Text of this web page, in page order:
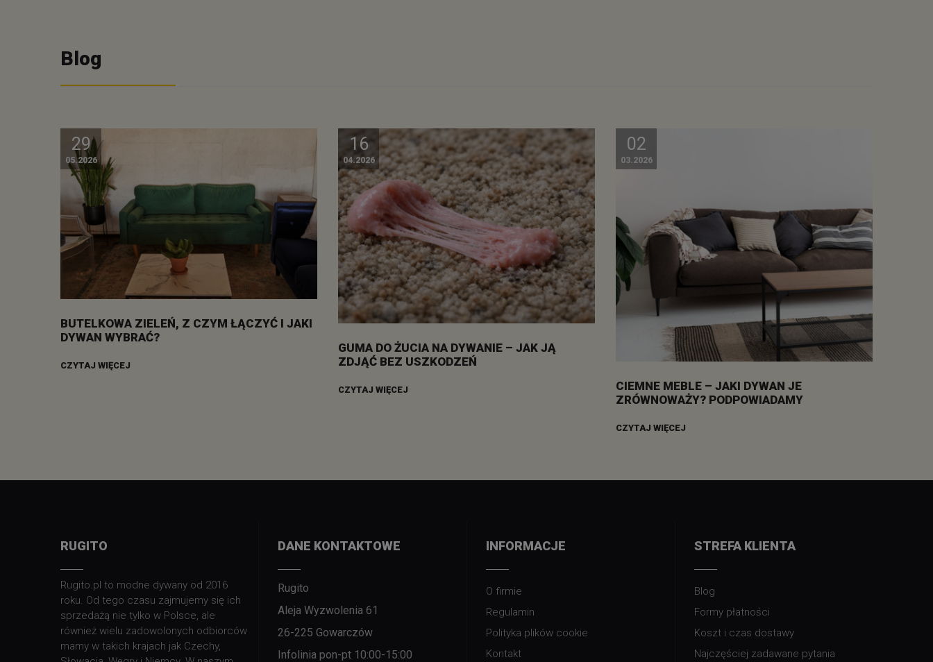
Blog
29
05.2026
BUTELKOWA ZIELEŃ, Z CZYM ŁĄCZYĆ I JAKI
DYWAN WYBRAĆ?
CZYTAJ WIĘCEJ
16
04.2026
GUMA DO ŻUCIA NA DYWANIE – JAK JĄ
ZDJĄĆ BEZ USZKODZEŃ
CZYTAJ WIĘCEJ
02
03.2026
CIEMNE MEBLE – JAKI DYWAN JE
ZRÓWNOWAŻY? PODPOWIADAMY
CZYTAJ WIĘCEJ
RUGITO
Rugito.pl to modne dywany od 2016
roku. Od tego czasu zajmujemy się ich
sprzedażą nie tylko w Polsce, ale
również wielu zadowolonych odbiorców
mamy w takich krajach jak Czechy,
DANE KONTAKTOWE
Rugito
Aleja Wyzwolenia 61
26-225 Gowarczów
Infolinia pon-pt 10:00-15:00
INFORMACJE
O firmie
Regulamin
Polityka plików cookie
Kontakt
STREFA KLIENTA
Blog
Formy płatności
Koszt i czas dostawy
Najczęściej zadawane pytania